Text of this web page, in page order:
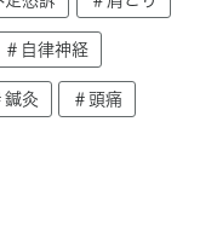
＃自律神経
鍼灸 ＃頭痛